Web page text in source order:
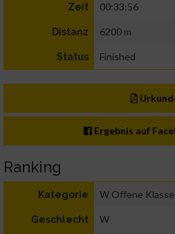
Zeit 00:33:56
Distanz 6200 m
Status Finished
Ergebnis auf
Ranking
Kategorie W Offene Klasse
Geschlecht W